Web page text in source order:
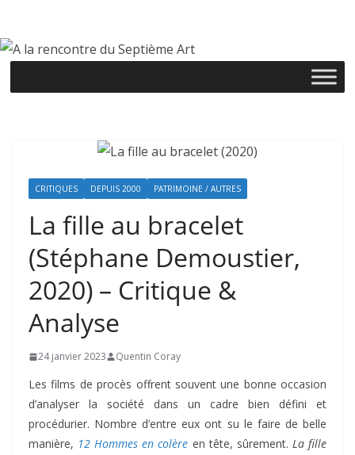
contenu
CRITIQUES DEPUIS 2000 PATRIMOINE / AUTRES
La fille au bracelet
(Stéphane Demoustier,
2020) – Critique &
Analyse
24 janvier 2023 Quentin Coray
Les films de procès offrent souvent une bonne occasion
d’analyser la société dans un cadre bien défini et
procédurier. Nombre d’entre eux ont su le faire de belle
manière, 12 Hommes en colère en tête, sûrement. La fille